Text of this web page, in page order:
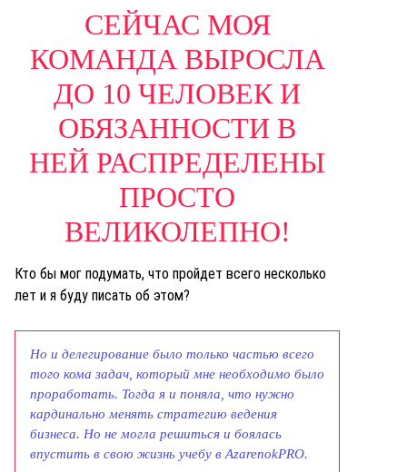
СЕЙЧАС МОЯ
КОМАНДА ВЫРОСЛА
ДО 10 ЧЕЛОВЕК И
ОБЯЗАННОСТИ В
НЕЙ РАСПРЕДЕЛЕНЫ
ПРОСТО
ВЕЛИКОЛЕПНО!
Кто бы мог подумать, что пройдет всего несколько
лет и я буду писать об этом?
Но и делегирование было только частью всего
того кома задач, который мне необходимо было
проработать. Тогда я и поняла, что нужно
кардинально менять стратегию ведения
бизнеса. Но не могла решиться и боялась
впустить в свою жизнь учебу в AzarenokPRO.